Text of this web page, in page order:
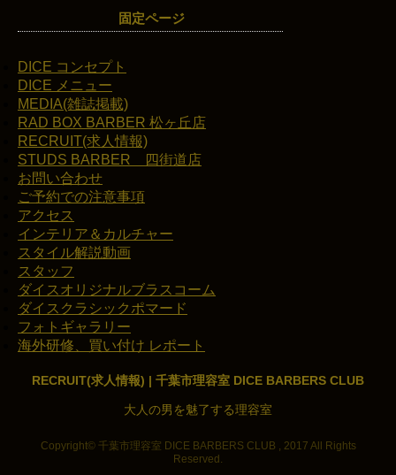
固定ページ
DICE コンセプト
DICE メニュー
MEDIA(雑誌掲載)
RAD BOX BARBER 松ヶ丘店
RECRUIT(求人情報)
STUDS BARBER 四街道店
お問い合わせ
ご予約での注意事項
アクセス
インテリア＆カルチャー
スタイル解説動画
スタッフ
ダイスオリジナルブラスコーム
ダイスクラシックポマード
フォトギャラリー
海外研修、買い付け レポート
RECRUIT(求人情報) | 千葉市理容室 DICE BARBERS CLUB
大人の男を魅了する理容室
Copyright© 千葉市理容室 DICE BARBERS CLUB , 2017 All Rights
Reserved.